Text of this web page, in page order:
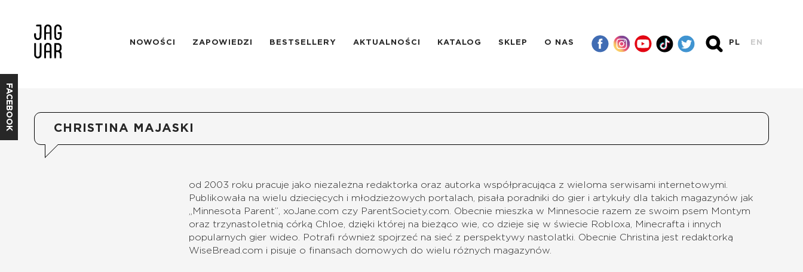
NOWOŚCI ZAPOWIEDZI BESTSELLERY AKTUALNOŚCI KATALOG SKLEP O NAS PL EN
FACEBOOK CHRISTINA MAJASKI
od 2003 roku pracuje jako niezależna redaktorka oraz autorka współpracująca z wieloma serwisami internetowymi.
Publikowała na wielu dziecięcych i młodzieżowych portalach, pisała poradniki do gier i artykuły dla takich magazynów jak
„Minnesota Parent”, xoJane.com czy ParentSociety.com. Obecnie mieszka w Minnesocie razem ze swoim psem Montym
oraz trzynastoletnią córką Chloe, dzięki której na bieżąco wie, co dzieje się w świecie Robloxa, Minecrafta i innych
popularnych gier wideo. Potrafi również spojrzeć na sieć z perspektywy nastolatki. Obecnie Christina jest redaktorką
WiseBread.com i pisuje o finansach domowych do wielu różnych magazynów.